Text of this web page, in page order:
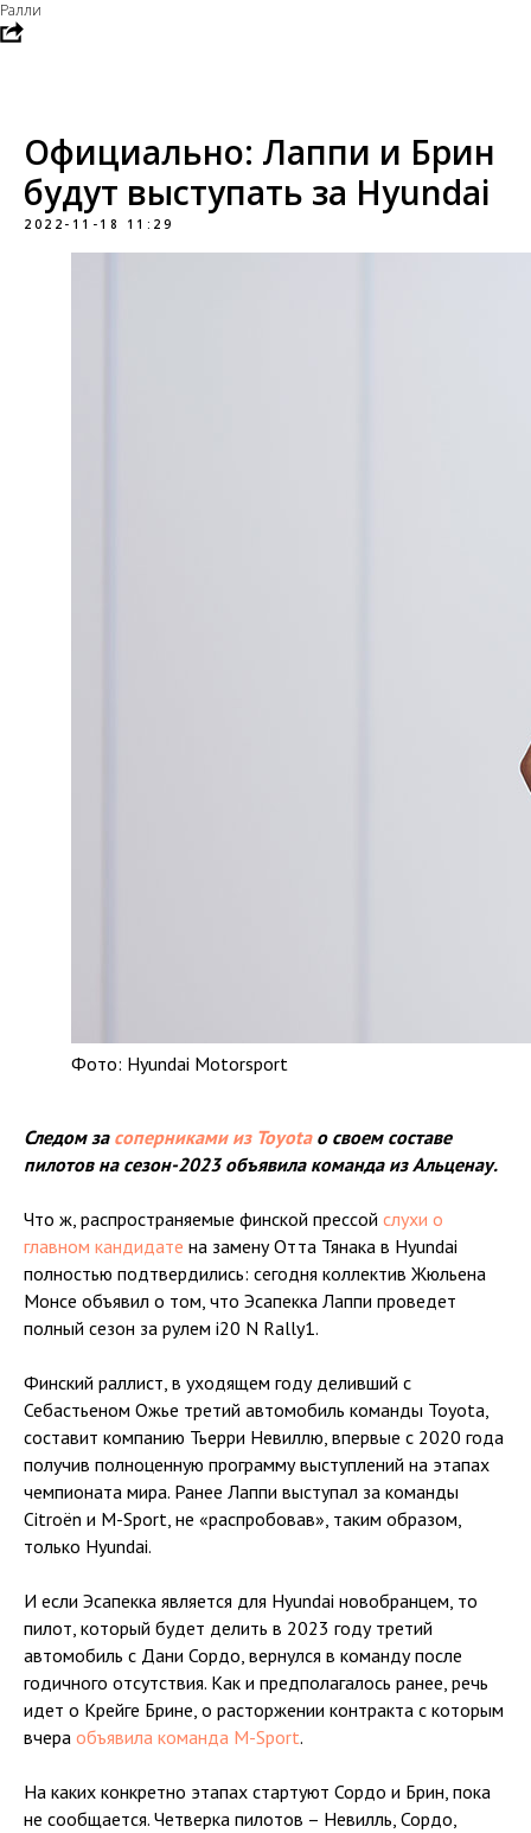
Ралли
Официально: Лаппи и Брин
будут выступать за Hyundai
2022-11-18 11:29
Фото: Hyundai Motorsport
Следом за соперниками из Toyotaо своем составе
пилотов на сезон-2023 объявила команда из Альценау.
Что ж, распространяемые финской прессой слухи о
главном кандидате на замену Отта Тянака в Hyundai
полностью подтвердились: сегодня коллектив Жюльена
Монсе объявил о том, что Эсапекка Лаппи проведет
полный сезон за рулем i20 N Rally1.
Финский раллист, в уходящем году деливший с
Себастьеном Ожье третий автомобиль команды Toyota,
составит компанию Тьерри Невиллю, впервые с 2020 года
получив полноценную программу выступлений на этапах
чемпионата мира. Ранее Лаппи выступал за команды
Citroën и M-Sport, не «распробовав», таким образом,
только Hyundai.
И если Эсапекка является для Hyundai новобранцем, то
пилот, который будет делить в 2023 году третий
автомобиль с Дани Сордо, вернулся в команду после
годичного отсутствия. Как и предполагалось ранее, речь
идет о Крейге Брине, о расторжении контракта с которым
вчера объявила команда M-Sport.
На каких конкретно этапах стартуют Сордо и Брин, пока
не сообщается. Четверка пилотов – Невилль, Сордо,